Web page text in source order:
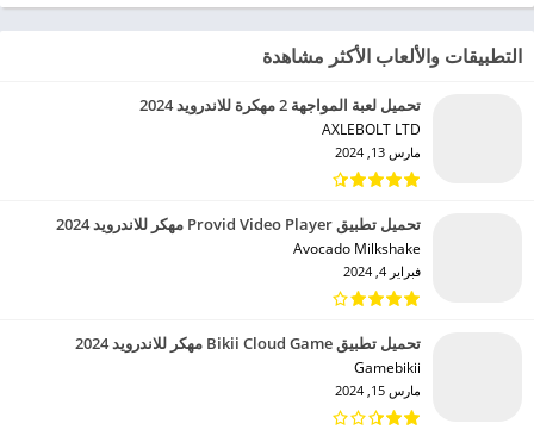
التطبيقات والألعاب الأكثر مشاهدة
تحميل لعبة المواجهة 2 مهكرة للاندرويد 2024
AXLEBOLT LTD‏
مارس 13, 2024
تحميل تطبيق Provid Video Player مهكر للاندرويد 2024
Avocado Milkshake‏
فبراير 4, 2024
تحميل تطبيق Bikii Cloud Game مهكر للاندرويد 2024
Gamebikii‏
مارس 15, 2024